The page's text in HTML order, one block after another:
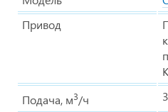
Привод
Подача, м3/ч